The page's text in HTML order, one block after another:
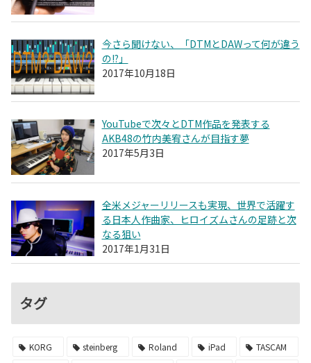
今さら聞けない、「DTMとDAWって何が違う
の!?」
2017年10月18日
YouTubeで次々とDTM作品を発表する
AKB48の竹内美宥さんが目指す夢
2017年5月3日
全米メジャーリリースも実現、世界で活躍す
る日本人作曲家、ヒロイズムさんの足跡と次
なる狙い
2017年1月31日
タグ
KORG steinberg Roland iPad
TASCAM